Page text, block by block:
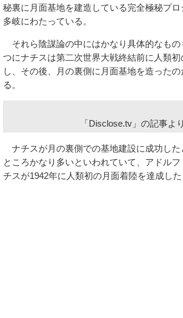
秘裏に月面基地を建造している完全極秘プ
多岐にわたっている。
それら陰謀論の中にはかなり具体的なもの
つにナチスは第二次世界大戦終結前に人類初
し、その後、月の裏側に月面基地を造った
る。